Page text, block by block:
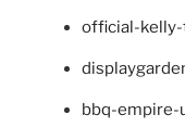
official-
bbq-empire-